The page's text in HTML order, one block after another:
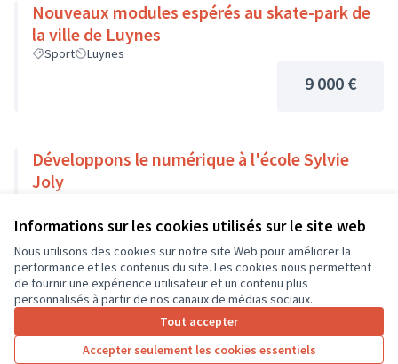
Informations sur les cookies utilisés sur le site web
Nous utilisons des cookies sur notre site Web pour améliorer la
performance et les contenus du site. Les cookies nous permettent
de fournir une expérience utilisateur et un contenu plus
personnalisés à partir de nos canaux de médias sociaux.
Tout accepter
Accepter seulement les cookies essentiels
Nouveaux modules espérés au skate-park de
la ville de Luynes
Sport Luynes
9 000 €
Développons le numérique à l'école Sylvie
Joly
9 000 €
Résultats par page : 25
3 … 7